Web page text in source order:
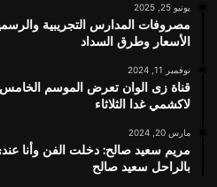
يونيو 25, 2025
الأسعار وطرق السداد
نوفمبر 11, 2024
قناة زى الوان تعرض الموسم
لاكشمي غدا الثلاثاء
مارس 20, 2024
بالراحل سعيد صالح